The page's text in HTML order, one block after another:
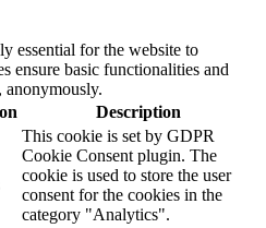
essential for the website to
ensure basic functionalities and
anonymously.
Description
This cookie is set by GDPR
Cookie Consent plugin. The
cookie is used to store the user
consent for the cookies in the
category "Analytics".